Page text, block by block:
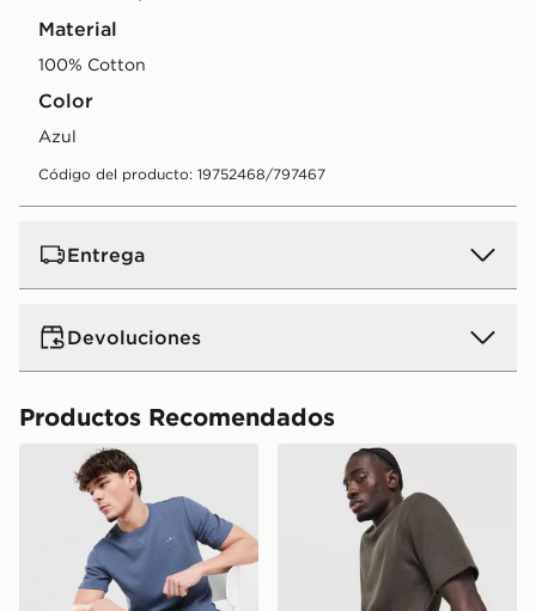
Material
100% Cotton
Color
azul
Código del producto: 19752468/797467
Entrega
Devoluciones
Productos Recomendados
adidas Originals Camiseta Waffleadidas Originals Camiseta